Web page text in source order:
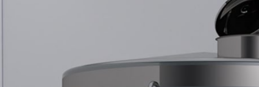
FILTRELER